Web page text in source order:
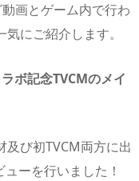
画とゲーム内で行わ
にご紹介します。
ボ記念TVCMのメイ
及び初TVCM両方に出
ーを行いました！